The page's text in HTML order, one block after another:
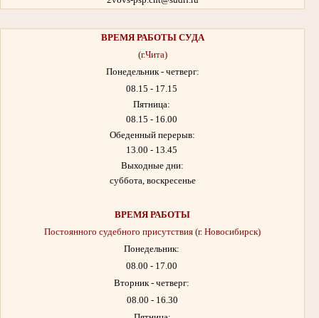
ВРЕМЯ РАБОТЫСУДА
(г.Чита)
Понедельник - четверг:
08.15 - 17.15
Пятница:
08.15 - 16.00
Обеденный перерыв:
13.00 - 13.45
Выходные дни:
суббота, воскресенье
ВРЕМЯ РАБОТЫ
Постоянного судебного присутствия (г. Новосибирск)
Понедельник:
08.00 - 17.00
Вторник - четверг:
08.00 - 16.30